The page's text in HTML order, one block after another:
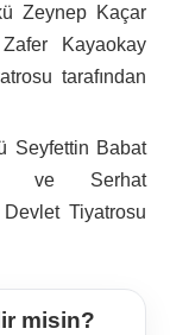
Zeynep Kaçar
Kayaokay
tarafından
Seyfettin Babat
ve Serhat
Tiyatrosu
misin?